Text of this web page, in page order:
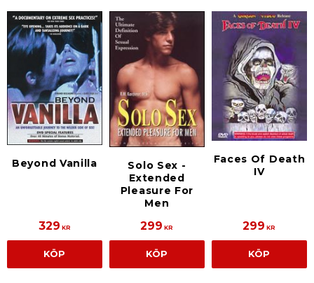
Beyond Vanilla
329 KR
KÖP
Solo Sex -
Extended
Pleasure For
Men
299 KR
KÖP
Faces Of Death
IV
299 KR
KÖP